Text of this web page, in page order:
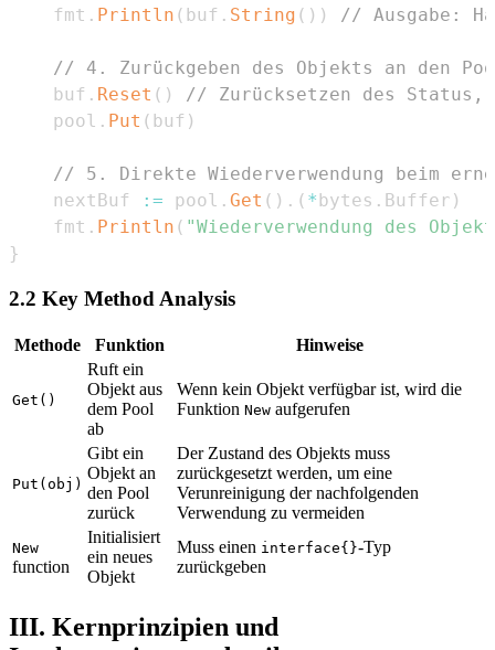
    fmt
. Println ( buf . String ( ) ) // Ausgabe:
// 4. Zurückgeben des Objekts an den
    buf
. Reset ( )
// Zurücksetzen des Status,
    pool
. Put ( buf )
// 5. Direkte Wiederverwendung beim
    nextBuf
:= pool . Get ( ) . ( *bytes . Buffer )
    fmt
. Println ( "Wiederverwendung des
}
2.2 Key Method Analysis
Methode Funktion Hinweise
Get()
Ruft ein
Objekt aus
dem Pool
ab
Wenn kein Objekt verfügbar ist, wird die
Funktion New aufgerufen
Put(obj)
Gibt ein
Objekt an
den Pool
zurück
Der Zustand des Objekts muss
zurückgesetzt werden, um eine
Verunreinigung der nachfolgenden
Verwendung zu vermeiden
New
function
Initialisiert
ein neues
Objekt
Muss einen interface{}-Typ
zurückgeben
III. Kernprinzipien und